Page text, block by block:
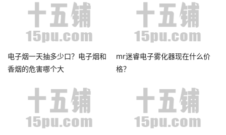
电子烟一天抽多少口？电子烟和
香烟的危害哪个大
mr迷睿电子雾化器现在什么价
格？